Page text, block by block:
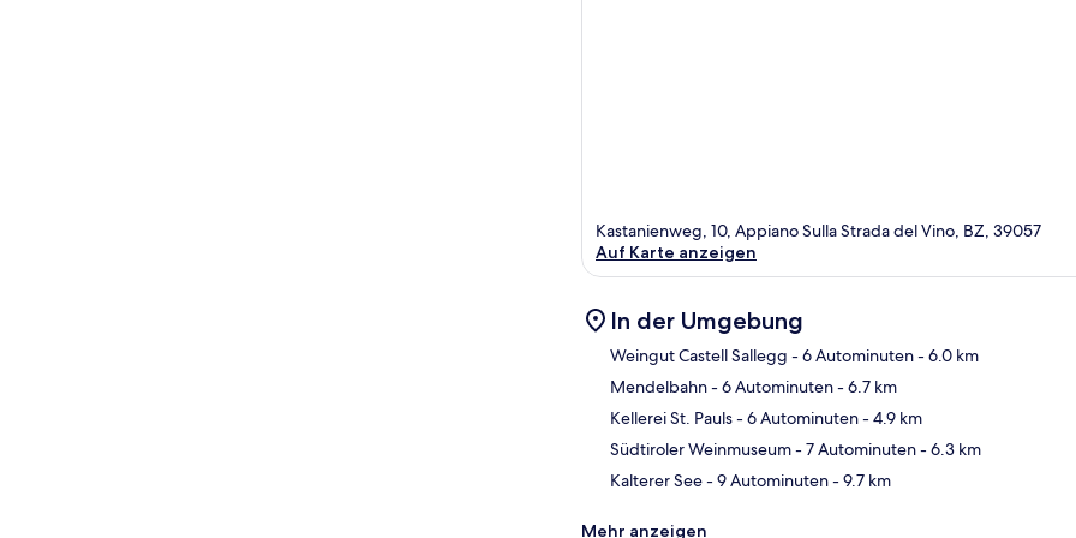
Kastanienweg, 10, Appiano Sulla Strada del Vino, BZ, 39057
Auf Karte anzeigen
In der Umgebung
Weingut Castell Sallegg - 6 Autominuten- 6.0 km
Mendelbahn- 6 Autominuten- 6.7 km
Kellerei St. Pauls- 6 Autominuten- 4.9 km
Südtiroler Weinmuseum- 7 Autominuten- 6.3 km
Kalterer See- 9 Autominuten- 9.7 km
Mehr anzeigen